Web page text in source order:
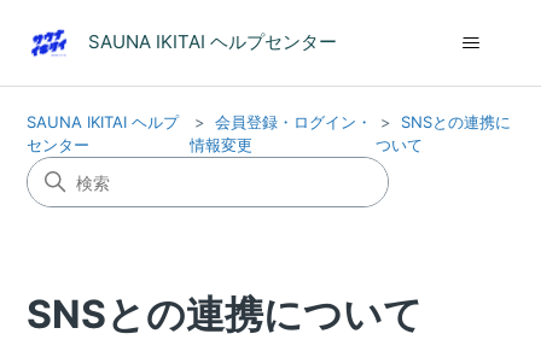
SAUNA IKITAI ヘルプセンター
SAUNA IKITAI ヘルプ
センター
会員登録・ログイン・
情報変更
SNSとの連携に
ついて
SNSとの連携について